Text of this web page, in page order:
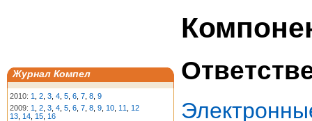
Журнал Компел
2010: 1 2 3 4 5 6 7 8 9
2009: 1 2 3 4 5 6 7 8 9 10 11
12
13 14 15 16